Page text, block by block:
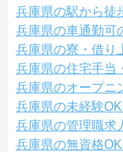
兵庫県の駅から徒
兵庫県の車通勤可
兵庫県の寮・借り
兵庫県の住宅手当
兵庫県のオープニ
兵庫県の未経験
兵庫県の管理職求
兵庫県の無資格